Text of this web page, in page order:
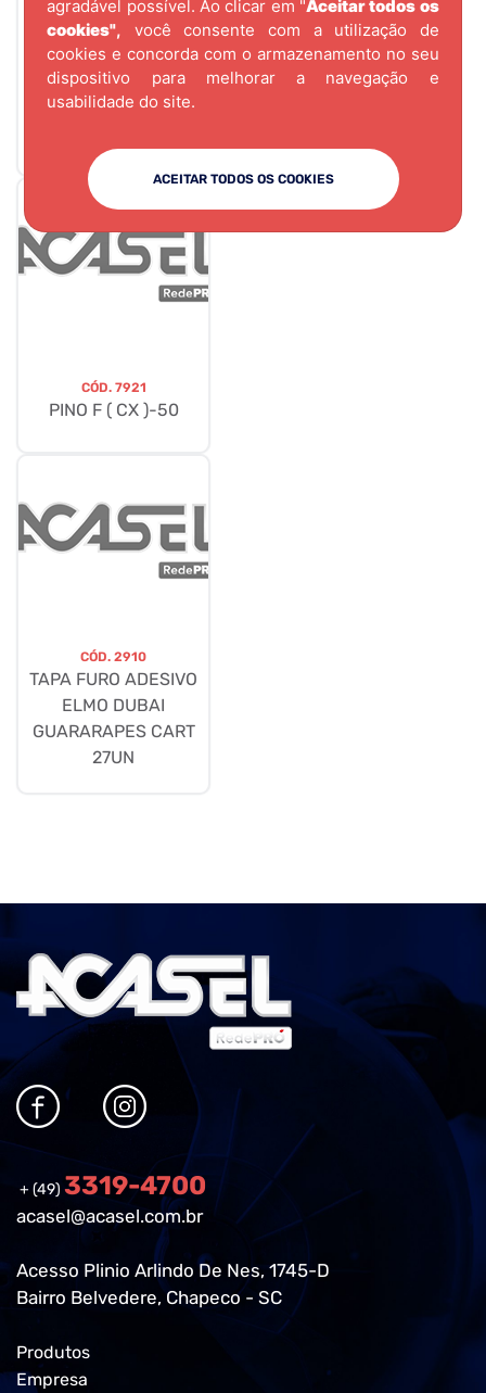
agradável possível. Ao clicar em "Aceitar todos os
cookies", você consente com a utilização de
cookies e concorda com o armazenamento no seu
dispositivo para melhorar a navegação e
usabilidade do site.
ACEITAR TODOS OS COOKIES
SENSOR DE
CÓD. 7921
PINO F ( CX )-50
CÓD. 2910
TAPA FURO ADESIVO
ELMO DUBAI
GUARARAPES CART
27UN
+ (49) 3319-4700
acasel@acasel.com.br
Acesso Plinio Arlindo De Nes, 1745-D
Bairro Belvedere, Chapeco - SC
Produtos
Empresa